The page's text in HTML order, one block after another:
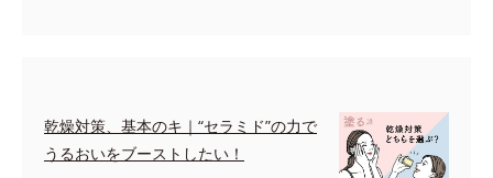
乾燥対策、基本のキ｜“セラミド”の力で
うるおいをブーストしたい！